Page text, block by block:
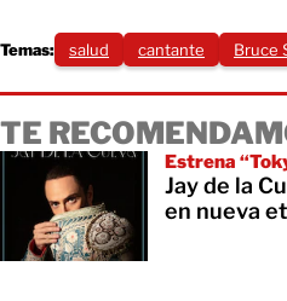
Temas: salud cantante Bruce
TE
Estrena
Jay de la
en nueva